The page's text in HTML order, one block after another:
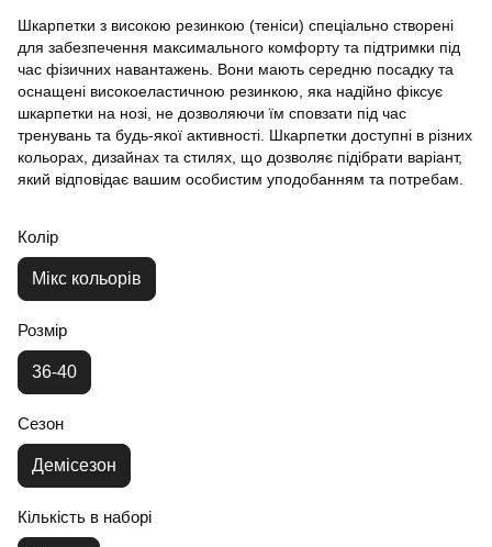
Шкарпетки з високою резинкою (теніси) спеціально створені
для забезпечення максимального комфорту та підтримки під
час фізичних навантажень. Вони мають середню посадку та
оснащені високоеластичною резинкою, яка надійно фіксує
шкарпетки на нозі, не дозволяючи їм сповзати під час
тренувань та будь-якої активності. Шкарпетки доступні в різних
кольорах, дизайнах та стилях, що дозволяє підібрати варіант,
який відповідає вашим особистим уподобанням та потребам.
Колір
Мікс кольорів
Розмір
36-40
Сезон
Демісезон
Кількість в наборі